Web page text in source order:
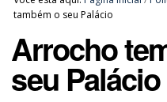
também o seu Palácio
Arrocho
seu Palácio